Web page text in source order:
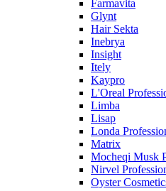
Farmavita
Glynt
Hair Sekta
Inebrya
Insight
Itely
Kaypro
L'Oreal
Limba
Lisap
Londa
Matrix
Mocheqi Musk
Nirvel
Oyster